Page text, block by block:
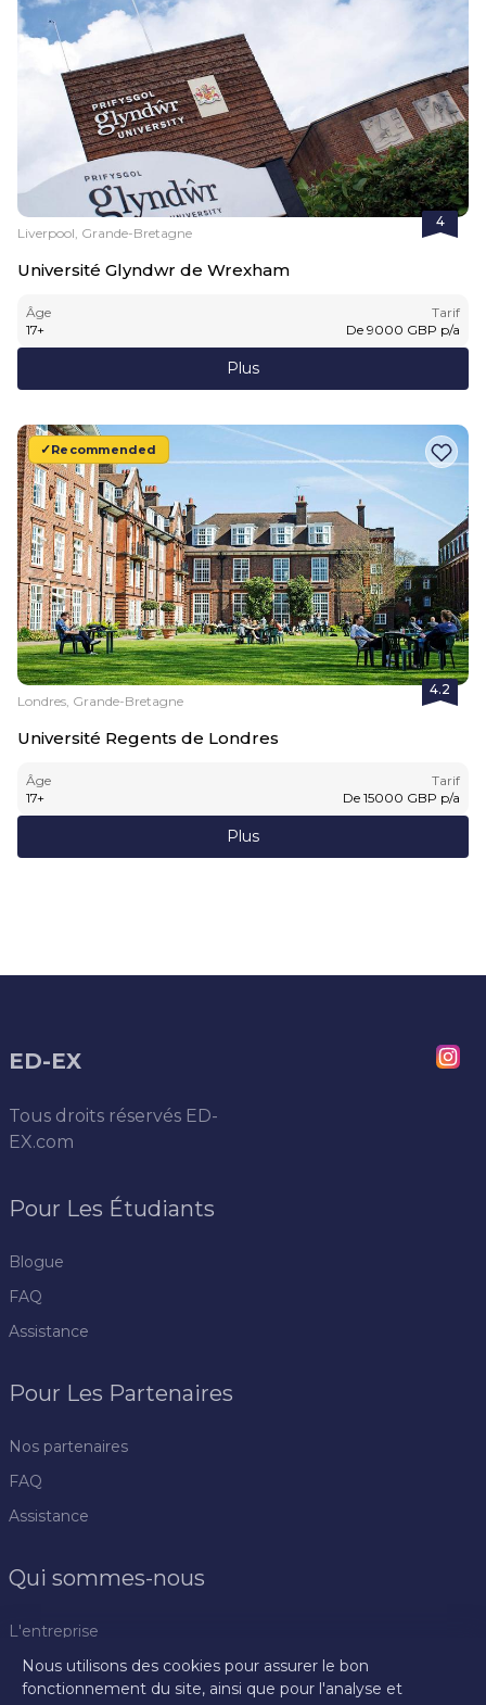
4
Liverpool, Grande-Bretagne
Université Glyndwr de Wrexham
Âge
17+
Tarif
De 9000 GBP p/a
Plus
Recommended
4.2
Londres, Grande-Bretagne
Université Regents de Londres
Âge
17+
Tarif
De 15000 GBP p/a
Plus
ED-EX
Tous droits réservés ED-
EX.com
Pour Les Étudiants
Blogue
FAQ
Assistance
Pour Les Partenaires
Nos partenaires
FAQ
Assistance
Qui sommes-nous
L'entreprise
Politique de confidentialité
Règlement
Nous utilisons des cookies pour assurer le bon
fonctionnement du site, ainsi que pour l'analyse et